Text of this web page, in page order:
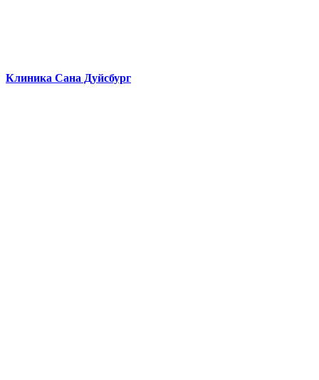
Клиника Сана Дуйсбург